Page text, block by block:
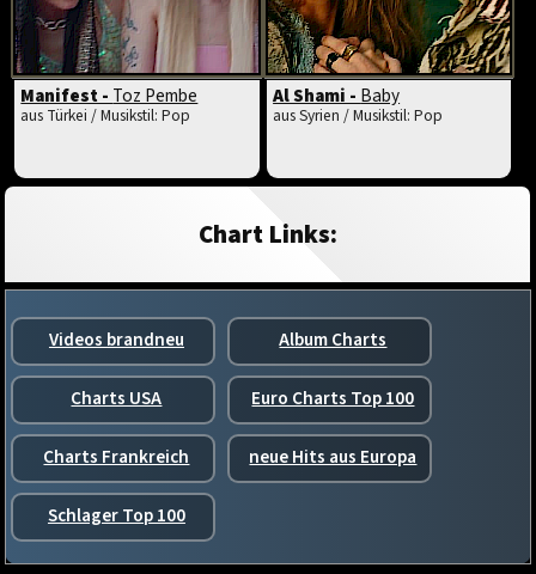
Manifest -Toz Pembe
aus Türkei / Musikstil: Pop
Al Shami -Baby
aus Syrien / Musikstil: Pop
Chart Links:
Videos brandneu Album Charts
Charts USA Euro Charts Top 100
Charts Frankreich neue Hits aus Europa
Schlager Top 100